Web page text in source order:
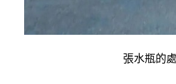
張水瓶的